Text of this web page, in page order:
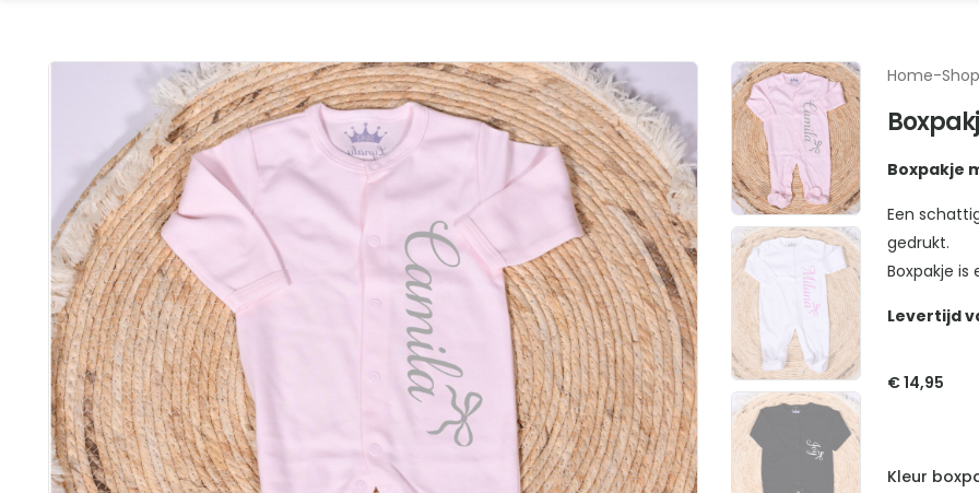
Home-Shop
Boxpakje
Een
gedrukt.
Boxpakje
Levertijd
€14,95
Kleur